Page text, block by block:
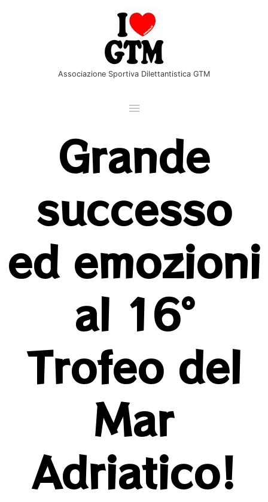
Associazione Sportiva Dilettantistica GTM
Menu
principale
Grande
successo
ed emozioni
al 16°
Trofeo del
Mar
Adriatico!